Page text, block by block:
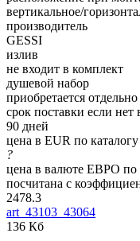
вертикальное/
производитель
GESSI
излив
не входит в комплект
душевой набор
приобретается отдельно
срок поставки если нет
90 дней
цена в EUR по
?
цена в валюте ЕВРО по
посчитана с
2478.3
art_43103_43064
136 Кб